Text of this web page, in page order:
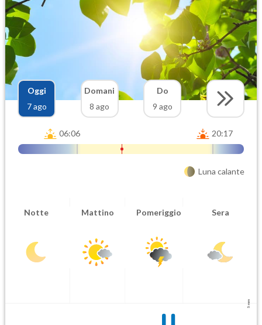
Oggi
7 ago
Domani
8 ago
Do
9 ago
06:06 20:17
Luna calante
Notte Mattino Pomeriggio Sera
5 mm